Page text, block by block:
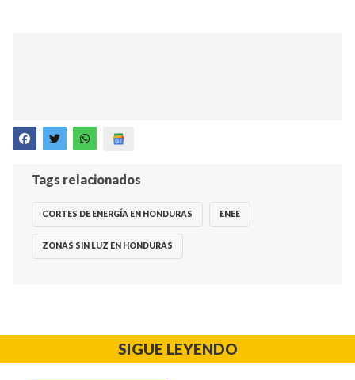
Tags relacionados
CORTES DE ENERGÍA EN HONDURAS ENEE
ZONAS SIN LUZ EN HONDURAS
SIGUE LEYENDO